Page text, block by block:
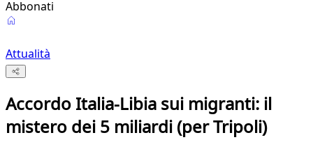
Abbonati
Attualità
Accordo Italia-Libia sui migranti: il
mistero dei 5 miliardi (per Tripoli)